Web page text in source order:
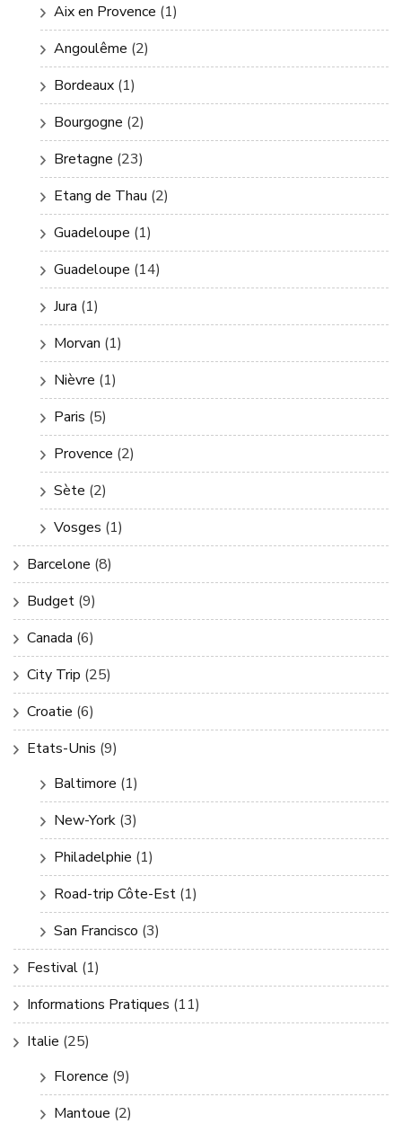
Aix en Provence (1)
Angoulême (2)
Bordeaux (1)
Bourgogne (2)
Bretagne (23)
Etang de Thau (2)
Guadeloupe (1)
Guadeloupe (14)
Jura (1)
Morvan (1)
Nièvre (1)
Paris (5)
Provence (2)
Sète (2)
Vosges (1)
Barcelone (8)
Budget (9)
Canada (6)
City Trip (25)
Croatie (6)
Etats-Unis (9)
Baltimore (1)
New-York (3)
Philadelphie (1)
Road-trip Côte-Est (1)
San Francisco (3)
Festival (1)
Informations Pratiques (11)
Italie (25)
Florence (9)
Mantoue (2)